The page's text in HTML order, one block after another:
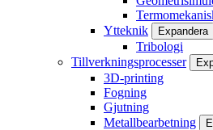
Ytteknik
Expandera
Tribologi
Tillverkningsprocesser
3D-printing
Fogning
Gjutning
Metallbearbetning